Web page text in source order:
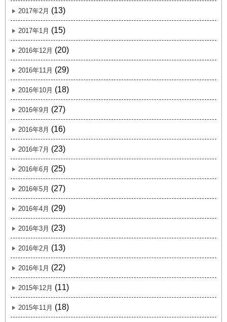
2017年2月 (13)
2017年1月 (15)
2016年12月 (20)
2016年11月 (29)
2016年10月 (18)
2016年9月 (27)
2016年8月 (16)
2016年7月 (23)
2016年6月 (25)
2016年5月 (27)
2016年4月 (29)
2016年3月 (23)
2016年2月 (13)
2016年1月 (22)
2015年12月 (11)
2015年11月 (18)